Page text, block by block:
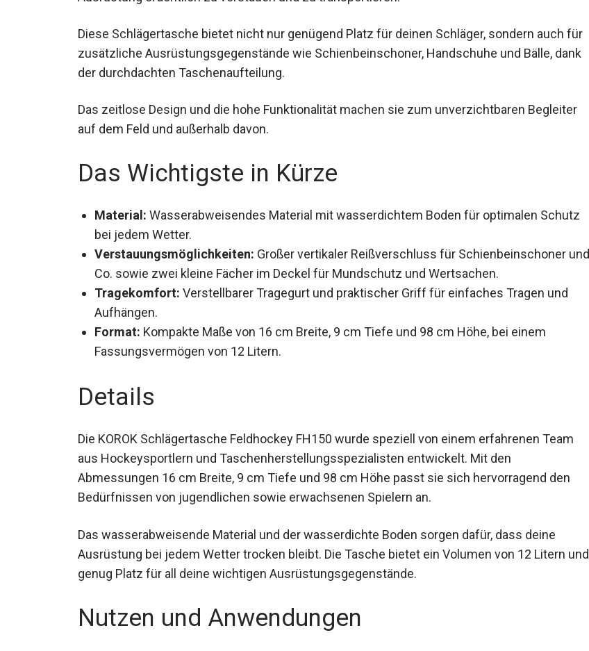
Diese Schlägertasche bietet nicht nur genügend Platz für deinen Schläger, sondern auch für
zusätzliche Ausrüstungsgegenstände wie Schienbeinschoner, Handschuhe und Bälle, dank
der durchdachten Taschenaufteilung.
Das zeitlose Design und die hohe Funktionalität machen sie zum unverzichtbaren Begleiter
auf dem Feld und außerhalb davon.
Das Wichtigste in Kürze
Material: Wasserabweisendes Material mit wasserdichtem Boden für optimalen Schutz
bei jedem Wetter.
Verstauungsmöglichkeiten: Großer vertikaler Reißverschluss für Schienbeinschoner und
Co. sowie zwei kleine Fächer im Deckel für Mundschutz und Wertsachen.
Tragekomfort: Verstellbarer Tragegurt und praktischer Griff für einfaches Tragen und
Aufhängen.
Format: Kompakte Maße von 16 cm Breite, 9 cm Tiefe und 98 cm Höhe, bei einem
Fassungsvermögen von 12 Litern.
Details
Die KOROK Schlägertasche Feldhockey FH150 wurde speziell von einem erfahrenen Team
aus Hockeysportlern und Taschenherstellungsspezialisten entwickelt. Mit den
Abmessungen 16 cm Breite, 9 cm Tiefe und 98 cm Höhe passt sie sich hervorragend den
Bedürfnissen von jugendlichen sowie erwachsenen Spielern an.
Das wasserabweisende Material und der wasserdichte Boden sorgen dafür, dass deine
Ausrüstung bei jedem Wetter trocken bleibt. Die Tasche bietet ein Volumen von 12 Litern und
genug Platz für all deine wichtigen Ausrüstungsgegenstände.
Nutzen und Anwendungen